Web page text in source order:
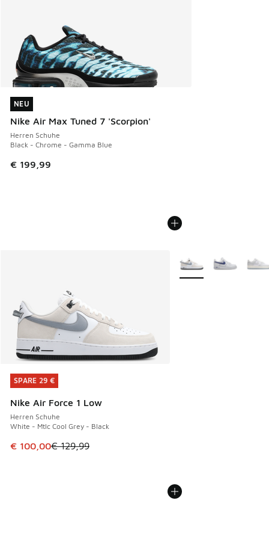
NEU
Nike Air Max Tuned 7 'Scorpion'
Herren Schuhe
Black - Chrome - Gamma Blue
€ 199,99
NEU
SPARE 29 €
Nike Air Force 1 Low
Herren Schuhe
White - Mtlc Cool Grey - Black
Dieser Artikel ist im Sale. Der Preis ist von € 129,99 auf €
€ 100,00€ 129,99
SPARE 29 €
Weitere Farben